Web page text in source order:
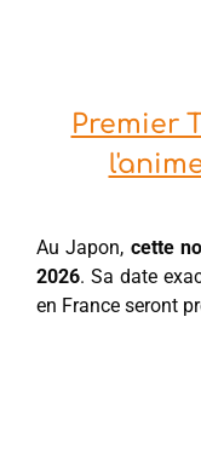
Premier
Au Japon, cette
2026. Sa date
en France seront